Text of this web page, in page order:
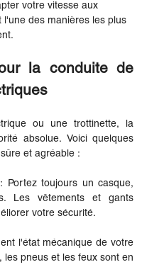
votre vitesse aux
des manières les plus
la conduite de
ou une trottinette, la
absolue. Voici quelques
et agréable :
: Portez toujours un casque,
Les vêtements et gants
votre sécurité.
l'état mécanique de votre
les pneus et les feux sont en